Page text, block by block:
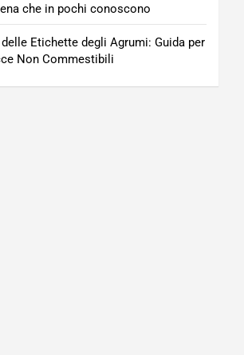
che in pochi conoscono
Etichette degli Agrumi: Guida per
Non Commestibili